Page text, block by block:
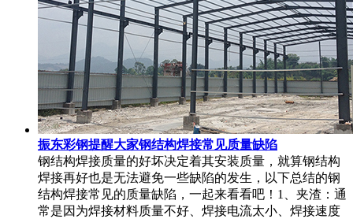
振东彩钢提醒大家钢结构焊接常见质量缺陷
钢结构焊接质量的好坏决定着其安装质量，就算钢结构
焊接再好也是无法避免一些缺陷的发生，以下总结的钢
结构焊接常见的质量缺陷，一起来看看吧！1、夹渣：通
常是因为焊接材料质量不好、焊接电流太小、焊接速度